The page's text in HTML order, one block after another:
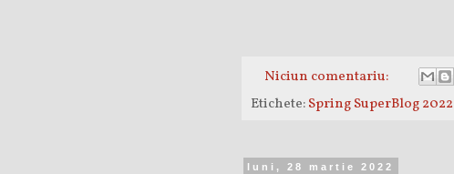
Niciun comentariu:
Etichete:Spring SuperBlog 2022
luni, 28 martie 2022